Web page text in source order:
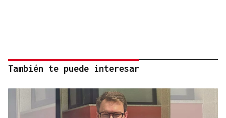
También te puede interesar